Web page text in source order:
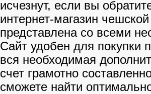
исчезнут, если вы
интернет-магазин
представлена со всеми
Сайт удобен для покупки
вся необходимая
счет грамотно
сможете найти